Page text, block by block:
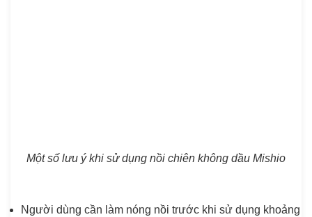
Một số lưu ý khi sử dụng nồi chiên không dầu Mishio
Người dùng cần làm nóng nồi trước khi sử dụng khoảng